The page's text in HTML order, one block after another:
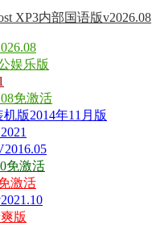
XP3内部国语版v2026.08
娱乐版
免激活
版2014年11月版
免激活
激活
版